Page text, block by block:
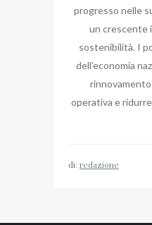
progresso nelle
un crescente
sostenibilità. I
dell’economia
rinnovamento
operativa e
di: redazione